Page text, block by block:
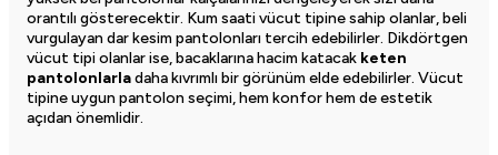
orantılı gösterecektir. Kum saati vücut tipine sahip olanlar, beli
vurgulayan dar kesim pantolonları tercih edebilirler. Dikdörtgen
vücut tipi olanlar ise, bacaklarına hacim katacak keten
pantolonlarladaha kıvrımlı bir görünüm elde edebilirler. Vücut
tipine uygun pantolon seçimi, hem konfor hem de estetik
açıdan önemlidir.